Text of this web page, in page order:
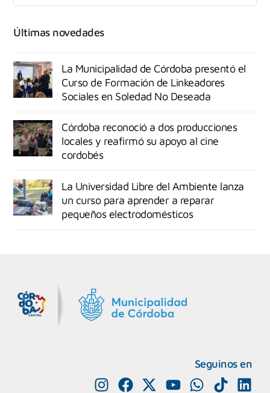
Últimas novedades
La Municipalidad de Córdoba presentó el
Curso de Formación de Linkeadores
Sociales en Soledad No Deseada
Córdoba reconoció a dos producciones
locales y reafirmó su apoyo al cine
cordobés
La Universidad Libre del Ambiente lanza
un curso para aprender a reparar
pequeños electrodomésticos
Seguinos en